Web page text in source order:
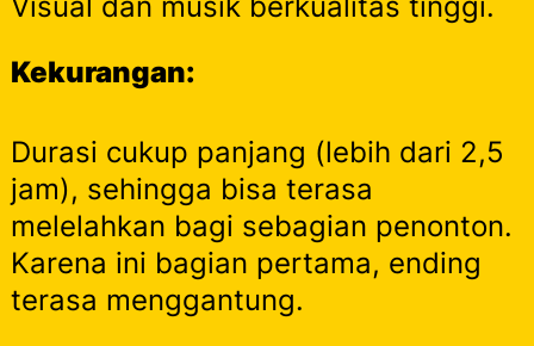
Kekurangan:
Durasi cukup panjang (lebih dari 2,5
jam), sehingga bisa terasa
melelahkan bagi sebagian penonton.
Karena ini bagian pertama, ending
terasa menggantung.